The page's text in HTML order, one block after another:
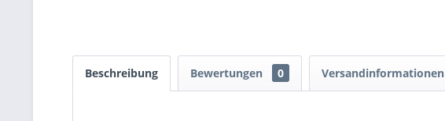
Beschreibung Bewertungen 0 Versandinformationen